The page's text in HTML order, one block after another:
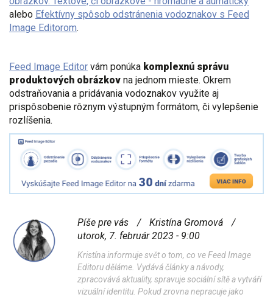
alebo Efektívny spôsob odstránenia vodoznakov s Feed
Image Editorom.
Feed Image Editor vám ponúka komplexnú správu
produktových obrázkov na jednom mieste. Okrem
odstraňovania a pridávania vodoznakov využite aj
prispôsobenie rôznym výstupným formátom, či vylepšenie
rozlíšenia.
Píše pre vás / Kristína Gromová
/
utorok, 7. február 2023 - 9:00
Kristína informuje svět o tom, co ve Feed Image
Editoru děláme. Vydává články a návody,
zpracovává aktuality, spravuje sociální sítě a vytváří
vizuální identitu. Pokud zrovna nepracuje jako